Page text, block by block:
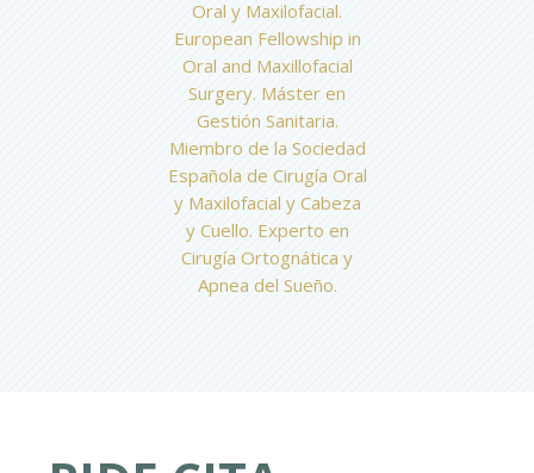
Oral y Maxilofacial.
European Fellowship in
Oral and Maxillofacial
Surgery. Máster en
Gestión Sanitaria.
Miembro de la Sociedad
Española de Cirugía Oral
y Maxilofacial y Cabeza
y Cuello. Experto en
Cirugía Ortognática y
Apnea del Sueño.